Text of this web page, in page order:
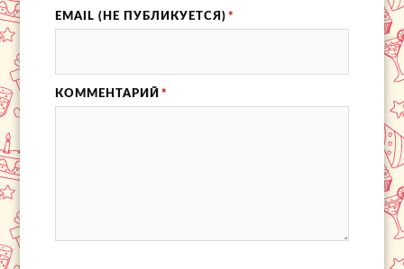
EMAIL (НЕ ПУБЛИКУЕТСЯ) *
КОММЕНТАРИЙ *